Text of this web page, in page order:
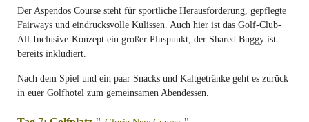
Der Aspendos Course steht für sportliche Herausforderung, gepflegte
Fairways und eindrucksvolle Kulissen. Auch hier ist das Golf-Club-
All-Inclusive-Konzept ein großer Pluspunkt; der Shared Buggy ist
bereits inkludiert.
Nach dem Spiel und ein paar Snacks und Kaltgetränke geht es zurück
in euer Golfhotel zum gemeinsamen Abendessen.